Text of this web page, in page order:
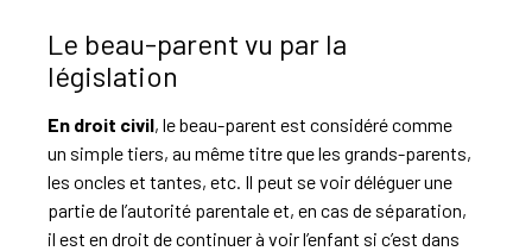
Le beau-parent vu par la
législation
En droit civil, le beau-parent est considéré comme
un simple tiers, au même titre que les grands-parents,
les oncles et tantes, etc. Il peut se voir déléguer une
partie de l’autorité parentale et, en cas de séparation,
il est en droit de continuer à voir l’enfant si c’est dans